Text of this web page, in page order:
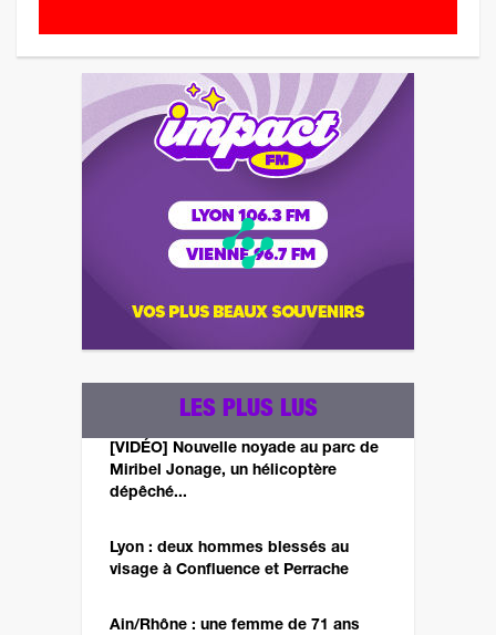
LES PLUS LUS
[VIDÉO] Nouvelle noyade au parc de
Miribel Jonage, un hélicoptère
dépêché...
Lyon : deux hommes blessés au
visage à Confluence et Perrache
Ain/Rhône : une femme de 71 ans